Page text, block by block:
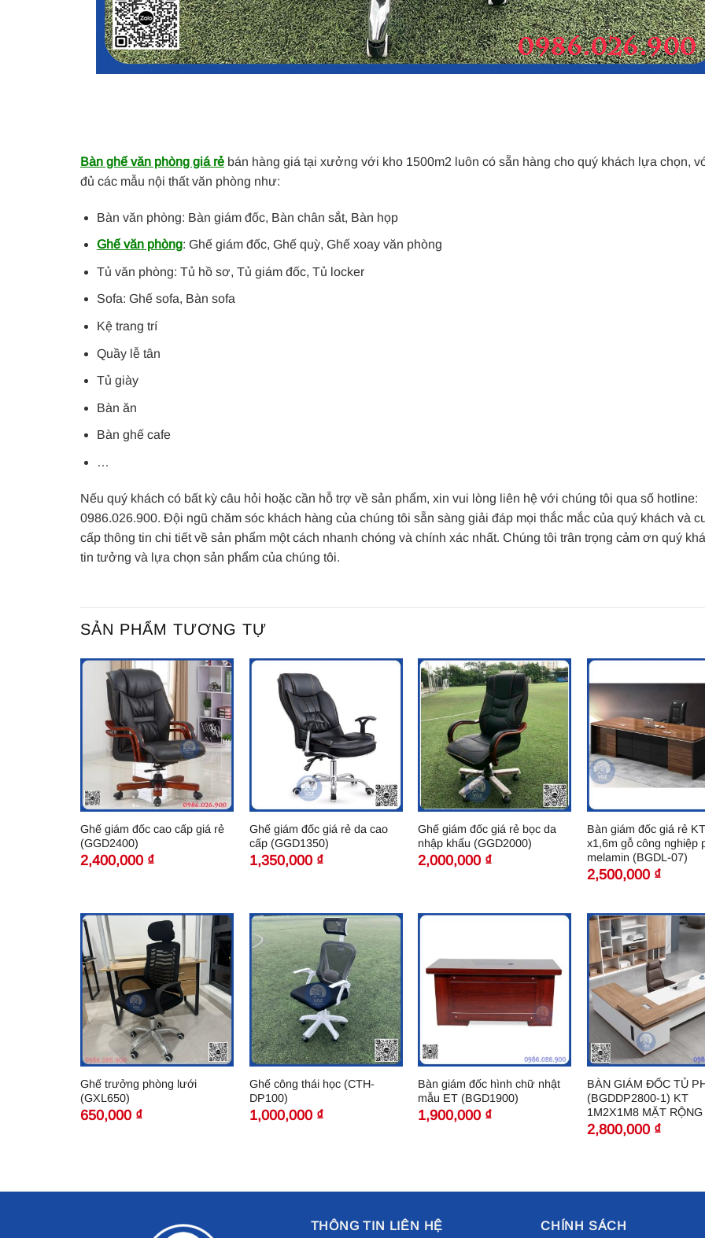
Bàn ghế văn phòng giá rẻ bán hàng giá tại xưởng với kho 1500m2 luôn có sẵn hàng cho quý khách lựa chọn,
đủ các mẫu nội thất văn phòng như:
Bàn văn phòng: Bàn giám đốc, Bàn chân sắt, Bàn họp
Ghế văn phòng: Ghế giám đốc, Ghế quỳ, Ghế xoay văn phòng
Tủ văn phòng: Tủ hồ sơ, Tủ giám đốc, Tủ locker
Sofa: Ghế sofa, Bàn sofa
Kệ trang trí
Quầy lễ tân
Tủ giày
Bàn ăn
Bàn ghế cafe
…
Nếu quý khách có bất kỳ câu hỏi hoặc cần hỗ trợ về sản phẩm, xin vui lòng liên hệ với chúng tôi qua số hotline:
0986.026.900. Đội ngũ chăm sóc khách hàng của chúng tôi sẵn sàng giải đáp mọi thắc mắc của quý khách và
cấp thông tin chi tiết về sản phẩm một cách nhanh chóng và chính xác nhất. Chúng tôi trân trọng cảm ơn quý
tin tưởng và lựa chọn sản phẩm của chúng tôi.
SẢN PHẨM TƯƠNG TỰ
Ghế giám đốc cao cấp giá rẻ
(GGD2400)
2,400,000 ₫
Ghế giám đốc giá rẻ da cao
cấp (GGD1350)
1,350,000 ₫
Ghế giám đốc giá rẻ bọc da
nhập khẩu (GGD2000)
2,000,000 ₫
Bàn giám đốc giá rẻ
x1,6m gỗ công nghiệp
melamin (BGDL-07)
2,500,000 ₫
Ghế trưởng phòng lưới
(GXL650)
650,000 ₫
Ghế công thái học (CTH-
DP100)
1,000,000 ₫
Bàn giám đốc hình chữ nhật
mẫu ET (BGD1900)
1,900,000 ₫
BÀN GIÁM ĐỐC TỦ
(BGDDP2800-1) KT
1M2X1M8 MẶT
2,800,000 ₫
THÔNG TIN LIÊN HỆ CHÍNH SÁCH